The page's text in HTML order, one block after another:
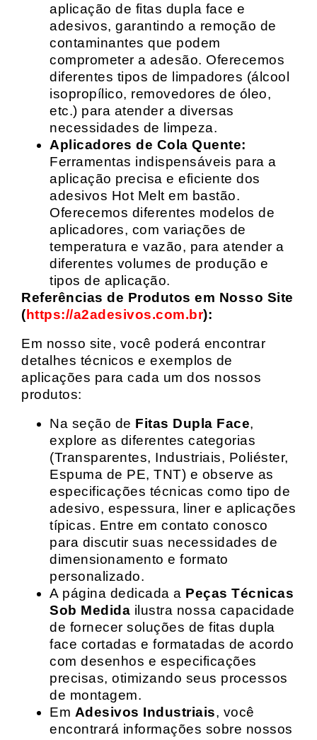
aplicação de fitas dupla face e
adesivos, garantindo a remoção de
contaminantes que podem
comprometer a adesão. Oferecemos
diferentes tipos de limpadores (álcool
isopropílico, removedores de óleo,
etc.) para atender a diversas
necessidades de limpeza.
Aplicadores de Cola Quente:
Ferramentas indispensáveis para a
aplicação precisa e eficiente dos
adesivos Hot Melt em bastão.
Oferecemos diferentes modelos de
aplicadores, com variações de
temperatura e vazão, para atender a
diferentes volumes de produção e
tipos de aplicação.
Referências de Produtos em Nosso Site
(https://a2adesivos.com.br):
Em nosso site, você poderá encontrar
detalhes técnicos e exemplos de
aplicações para cada um dos nossos
produtos:
Na seção de Fitas Dupla Face,
explore as diferentes categorias
(Transparentes, Industriais, Poliéster,
Espuma de PE, TNT) e observe as
especificações técnicas como tipo de
adesivo, espessura, liner e aplicações
típicas. Entre em contato conosco
para discutir suas necessidades de
dimensionamento e formato
personalizado.
A página dedicada a Peças Técnicas
Sob Medida ilustra nossa capacidade
de fornecer soluções de fitas dupla
face cortadas e formatadas de acordo
com desenhos e especificações
precisas, otimizando seus processos
de montagem.
Em Adesivos Industriais, você
encontrará informações sobre nossos